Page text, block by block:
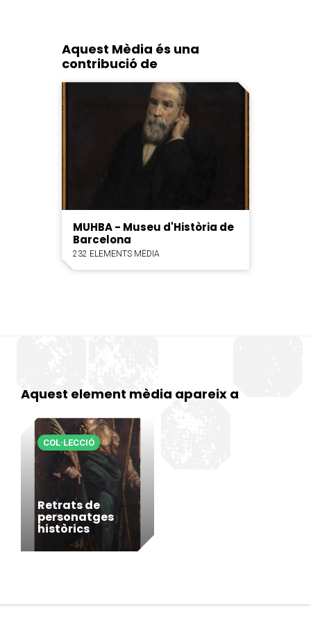
Aquest Mèdia és una
contribució de
MUHBA - Museu d'Història de
Barcelona
232 ELEMENTS MÈDIA
Aquest element mèdia apareix a
Retrats de
personatges
històrics
COL·LECCIÓ